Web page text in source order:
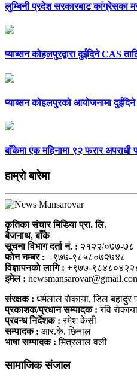
लुम्बिनी प्रदेश सरकारबाट कांग्रेसका
प्याब्सन कोहलपुरद्वारा दुईदिने CAS
प्याब्सन कोहलपुरको आयोजनामा
बाँकेमा एक महिनामा ९२ फरार अपराधी
हाम्राे बारेमा
कृतिका संचार मिडिया प्रा. लि.
बैजनाथ, बाँके
सूचना विभाग दर्ता नं. : २१२२/०७७-७८
फोन नम्बर : +९७७-९८५८०७२७४८
विज्ञापनकाे लागि : +९७७-
इमेल :
संरक्षक : धर्मलाल राेकाया, डिल बहादुर
प्रकाशक/प्रधान सम्पादक : रवि राेकाया
प्रवन्ध निर्देशक : रमेश केसी
सम्पादक : आर.के. छिनाल
भाषा सम्पादक : मित्रलाल वली
सामाजिक संजाल